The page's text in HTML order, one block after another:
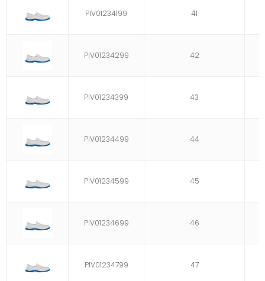
PIV01234199 41
PIV01234299 42
PIV01234399 43
PIV01234499 44
PIV01234599 45
PIV01234699 46
PIV01234799 47